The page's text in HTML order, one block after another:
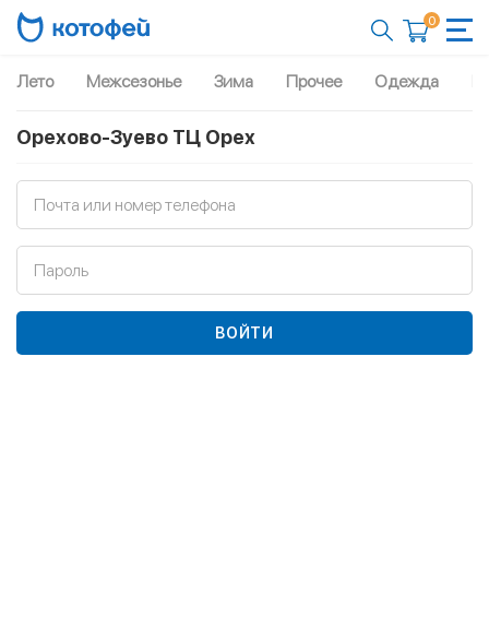
0
Лето Межсезонье Зима Прочее Одежда
Орехово-Зуево ТЦ Орех
Почта или номер телефона
Пароль
ВОЙТИ